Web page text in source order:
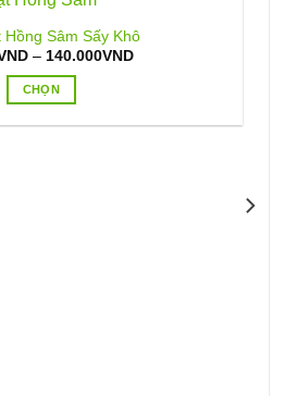
Hồng Sâm Sấy Khô
– 140.000VNDKhoảng
140.000VND
CHỌN